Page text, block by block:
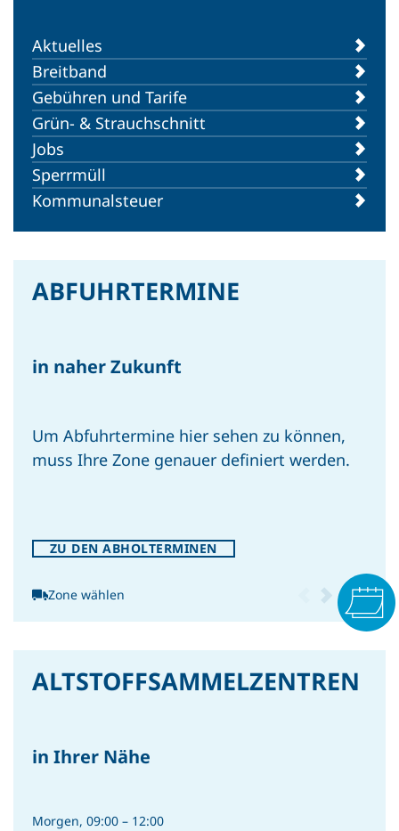
INTERN
Sommer genießen. Abfall
richtig trennen.
Miniventilatoren im Sommer:
Ventilatoren richtig entsorgen
Cool bleiben und Wasser
sparen: So gelingt’s auch an
heißen Tagen
Aktuelles
Breitband
Gebühren und Tarife
Grün- & Strauchschnitt
Jobs
Sperrmüll
Kommunalsteuer
ABFUHRTERMINE
in naher Zukunft
Um Abfuhrtermine hier sehen zu können,
muss Ihre Zone genauer definiert werden.
ZU DEN ABHOLTERMINEN
Zone wählen
ALTSTOFFSAMMEL­ZENTREN
in Ihrer Nähe
Morgen, 09:00 – 12:00